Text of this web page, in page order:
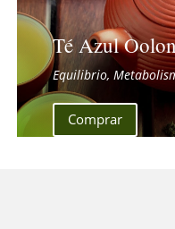
Té Azul
Equilibrio,
Comprar